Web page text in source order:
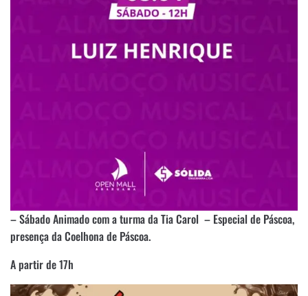
– Sábado Animado com a turma da Tia Carol – Especial de Páscoa,
presença da Coelhona de Páscoa.
A partir de 17h